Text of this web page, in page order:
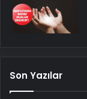
Son Yazılar